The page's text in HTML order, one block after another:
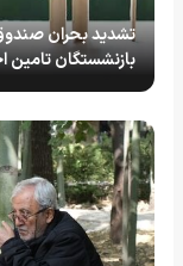
تشدید بحران
بازنشستگان تامین